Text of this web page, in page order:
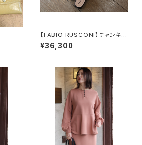
【FABIO RUSCONI】チャンキー
ヒールスクエアトウサンダル
¥36,300